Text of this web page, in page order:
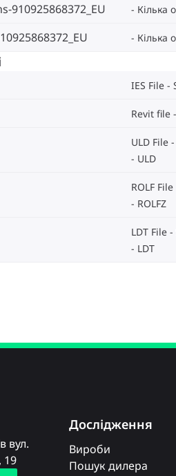
910925868372_EU Кілька
Кілька
IES File -
Revit file
ULD File
ULD
ROLF
ROLFZ
LDT File -
LDT
вул.
19
Дослідження
Вироби
Пошук дилера